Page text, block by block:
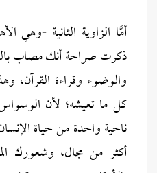
أمَّا الزاوية الثانية -وهي
ذكرت صراحة أنك مصاب
والوضوء وقراءة القرآن،
كل ما تعيشه؛ لأن
ناحية واحدة من حياة
أكثر من مجال، وشعورك